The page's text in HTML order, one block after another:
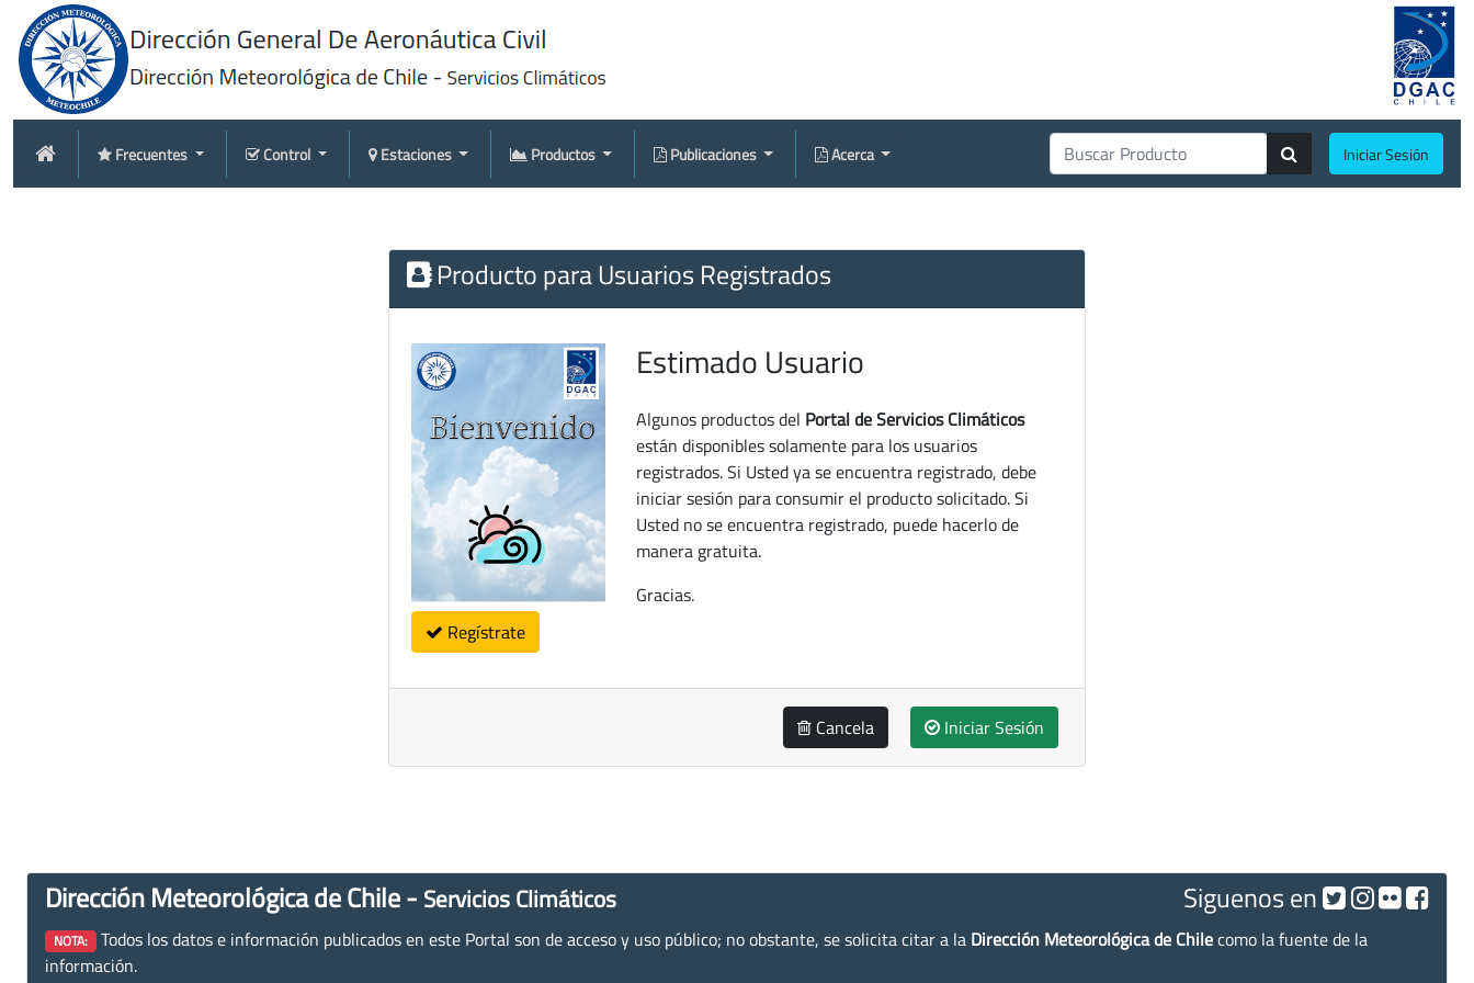
Frecuentes Control Estaciones Productos Publicaciones Acerca Iniciar Sesión
Producto para Usuarios Registrados
Regístrate
Estimado Usuario
Algunos productos del Portal de Servicios Climáticos
están disponibles solamente para los usuarios
registrados. Si Usted ya se encuentra registrado, debe
iniciar sesión para consumir el producto solicitado. Si
Usted no se encuentra registrado, puede hacerlo de
manera gratuita.
Gracias.
Cancela Iniciar Sesión
Dirección Meteorológica de Chile - Servicios Climáticos Siguenos en
NOTA: Todos los datos e información publicados en este Portal son de acceso y uso público; no obstante, se solicita citar a la Dirección Meteorológica de Chilecomo la fuente de la
información.